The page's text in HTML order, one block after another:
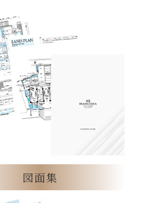
図面集